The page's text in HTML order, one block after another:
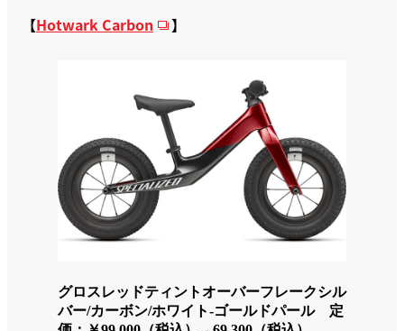
【Hotwark Carbon 】
グロスレッドティントオーバーフレークシル
バー/カーボン/ホワイト-ゴールドパール 定